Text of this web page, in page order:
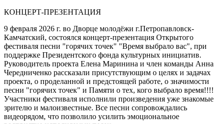
КОНЦЕРТ-ПРЕЗЕНТАЦИЯ
9 февраля 2026 г. во Дворце молодёжи г.Петропавловск-
Камчатский, состоялся концерт-презентация Открытого
фестиваля песни "горячих точек" "Время выбрало вас", при
поддержке Президентского фонда культурных инициатив.
Руководитель проекта Елена Маринина и член команды Анна
Чередниченко рассказали присутствующим о целях и задачах
проекта, о проделанной и предстоящей работе, о значимости
песни "горячих точек" и Памяти о тех, кого выбрало время!!!!
Участники фестиваля исполнили произведения уже знакомые
зрителю и малоизвестные. Все песни сопровождались
видеорядом, что позволило усилить эмоциональное